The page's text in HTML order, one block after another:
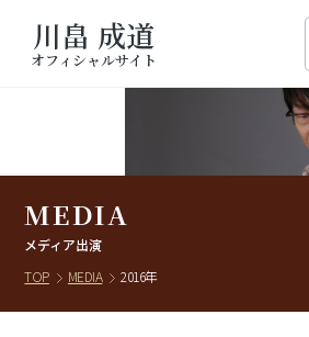
川畠 成道
オフィシャルサイト
MEDIA
メディア出演
TOP
MEDIA 2016年